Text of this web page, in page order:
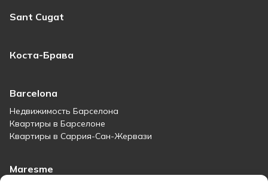
Sant Cugat
Коста-Брава
Barcelona
Недвижимость Барселона
Квартиры в Барселоне
Квартиры в Саррия-Сан-Жервази
Maresme